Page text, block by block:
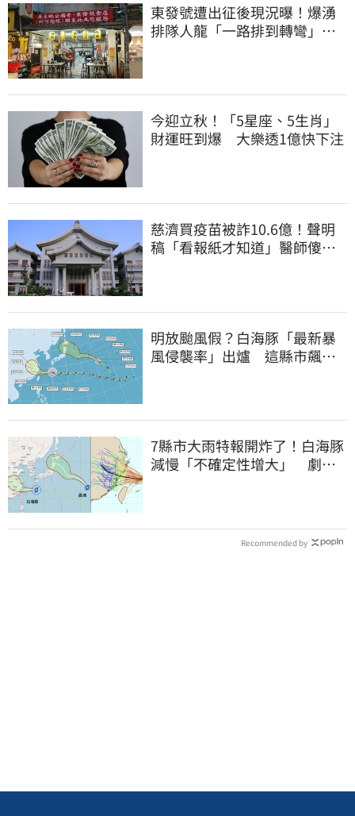
東發號遭出征後現況曝！爆湧
排隊人龍「一路排到轉彎」
今迎立秋！「5星座、5生肖」
財運旺到爆 大樂透1億快下注
慈濟買疫苗被詐10.6億！聲明
稿「看報紙才知道」醫師傻
明放颱風假？白海豚「最新暴
風侵襲率」出爐 這縣市飆
7縣市大雨特報開炸了！白海豚
減慢「不確定性增大」 劇烈
Recommended by